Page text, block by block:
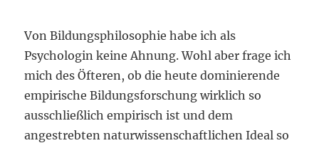
Von Bildungsphilosophie habe ich als
Psychologin keine Ahnung. Wohl aber frage ich
mich des Öfteren, ob die heute dominierende
empirische Bildungsforschung wirklich so
ausschließlich empirisch ist und dem
angestrebten naturwissenschaftlichen Ideal so